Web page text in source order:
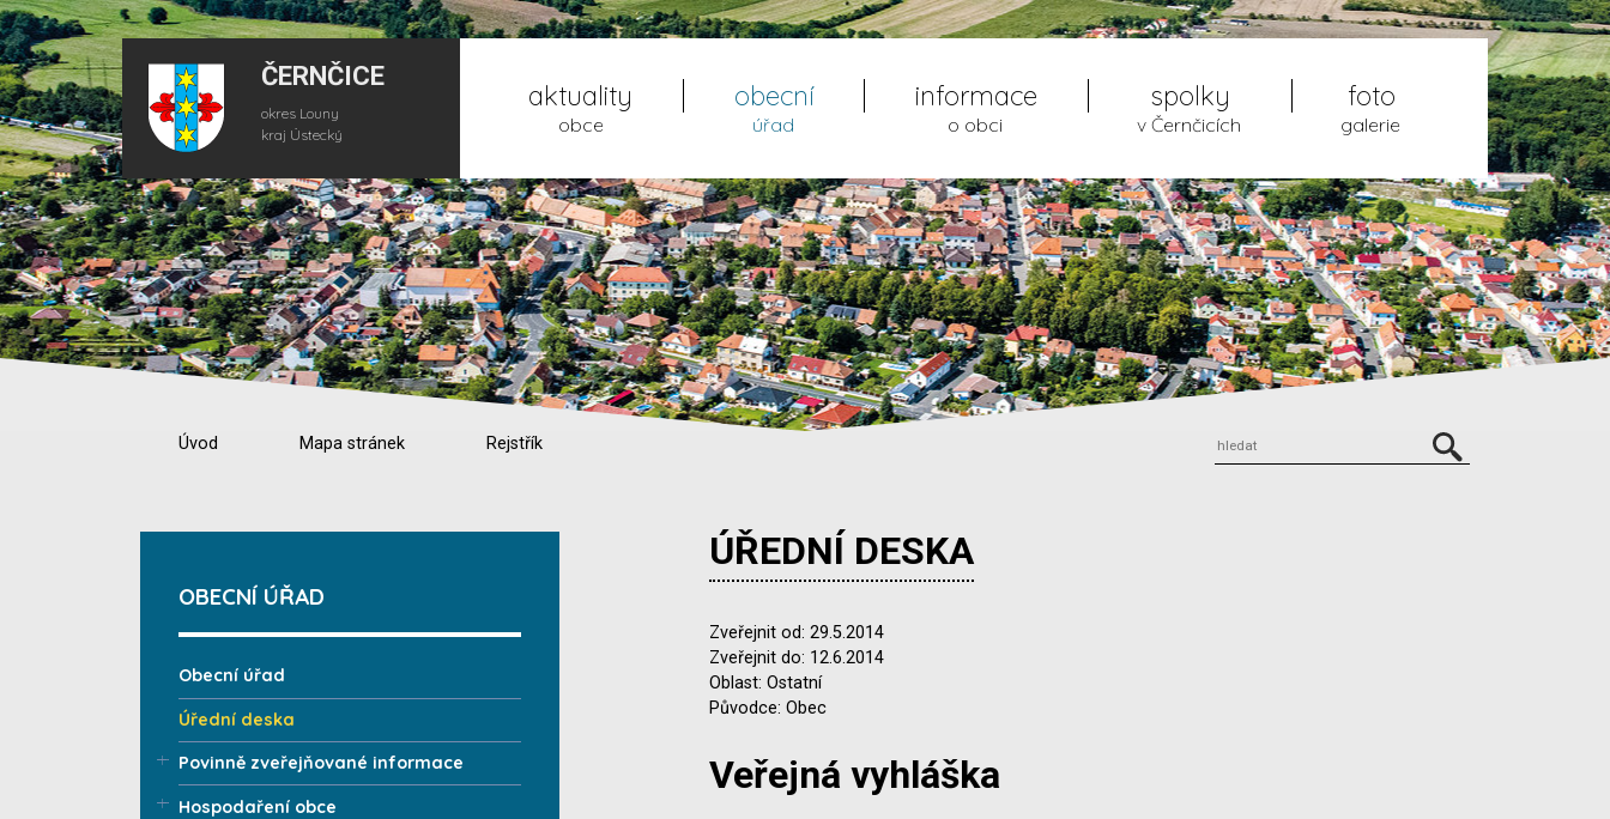
ČERNČICE
okres Louny
kraj Ústecký
aktuality
obce
obecní
úřad
informace
o obci
spolky
v Černčicích
foto
galerie
Úvod Mapa stránek Rejstřík
ÚŘEDNÍ DESKA
Zveřejnit od: 29.5.2014
Zveřejnit do: 12.6.2014
Oblast: Ostatní
Původce: Obec
Veřejná vyhláška
OBECNÍ ÚŘAD
Obecní úřad
Úřední deska
Povinně zveřejňované informace
Hospodaření obce